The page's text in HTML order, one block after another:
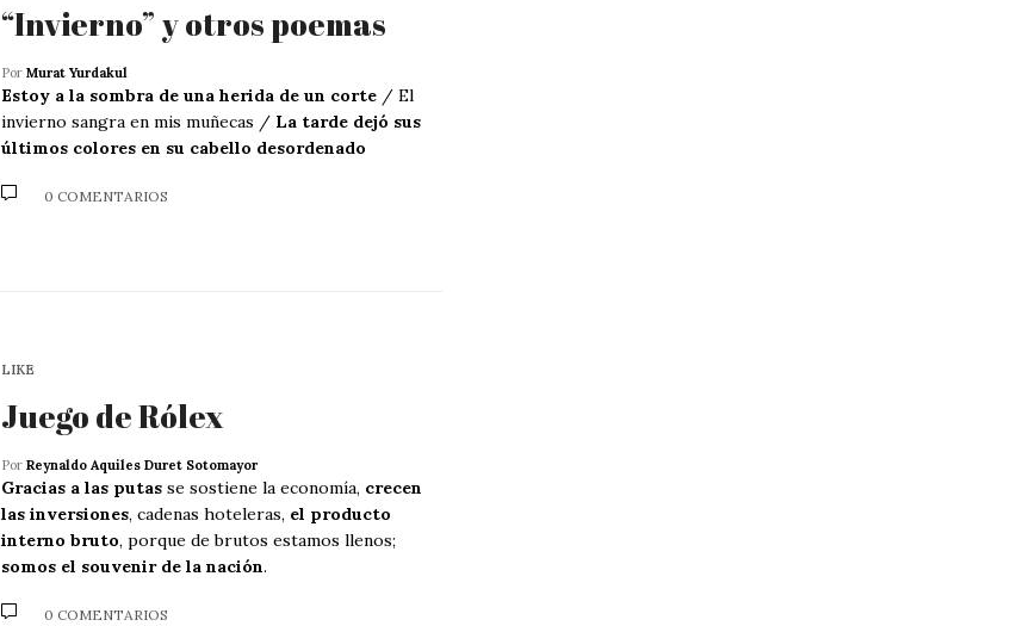
“Invierno” y otros poemas
Por Murat Yurdakul
Estoy a la sombra de una herida de un corte / El
invierno sangra en mis muñecas / La tarde dejó sus
últimos colores en su cabello desordenado
0 COMENTARIOS
LIKE
Juego de Rólex
Por Reynaldo Aquiles Duret Sotomayor
Gracias a las putas se sostiene la economía, crecen
las inversiones, cadenas hoteleras, el producto
interno bruto, porque de brutos estamos llenos;
somos el souvenir de la nación.
0 COMENTARIOS